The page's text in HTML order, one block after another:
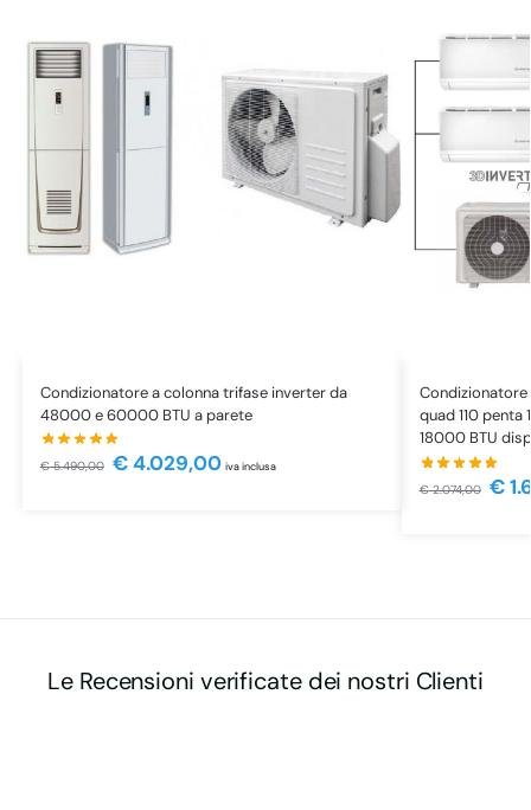
Condizionatore a colonna trifase inverter da
48000 e 60000 BTU a parete
€5.490,00 €4.029,00 iva inclusa
quad 110 penta
18000 BTU
€2.074,00 €
Le Recensioni verificate dei nostri Clienti